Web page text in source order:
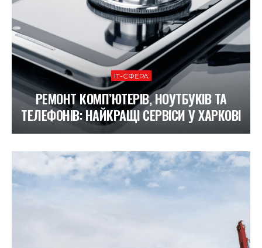
ІТ-СФЕРА
РЕМОНТ КОМП’ЮТЕРІВ, НОУТБУКІВ ТА
ТЕЛЕФОНІВ: НАЙКРАЩІ СЕРВІСИ У ХАРКОВІ